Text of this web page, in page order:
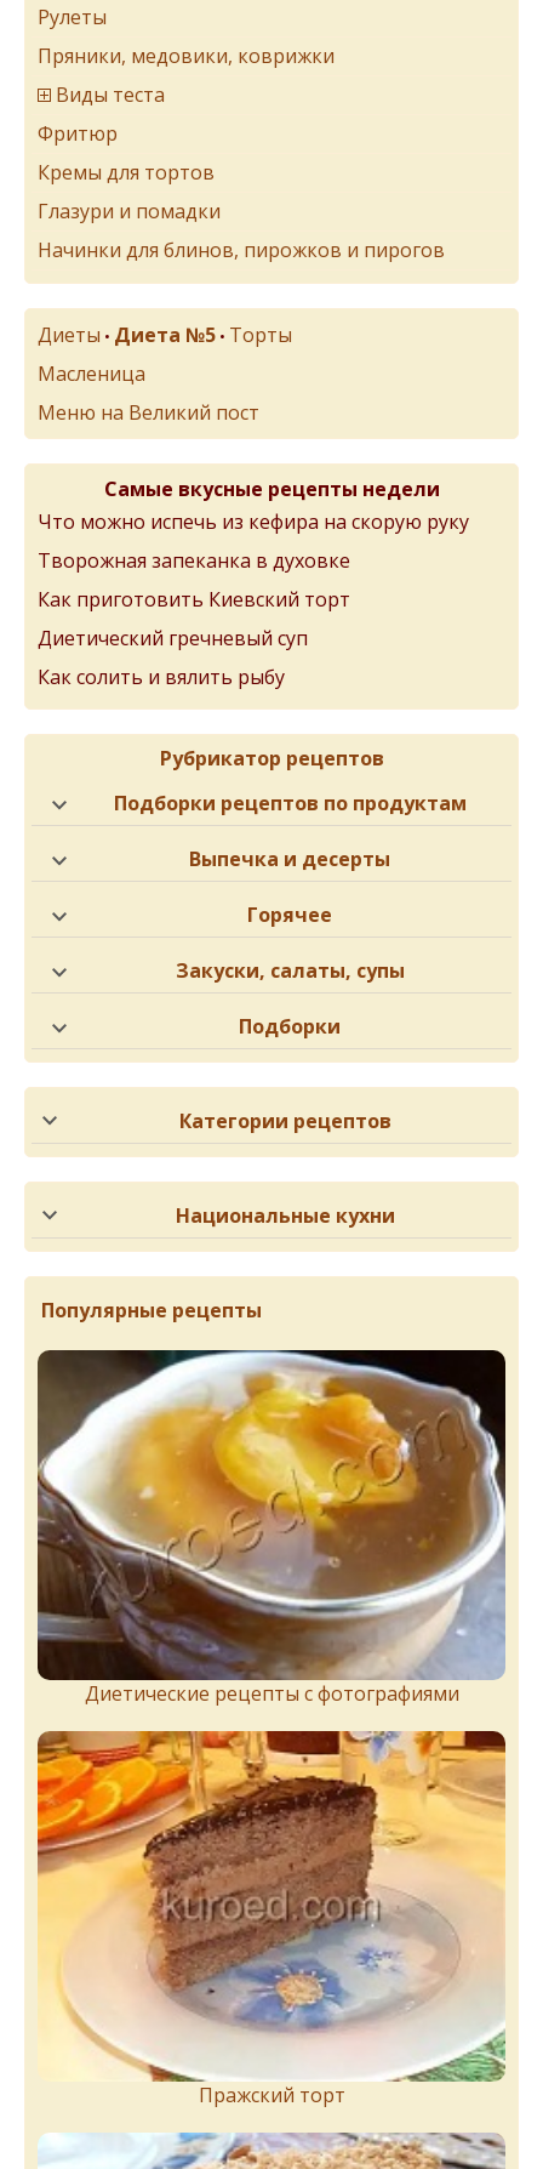
Рулеты
Пряники, медовики, коврижки
Виды теста
Фритюр
Кремы для тортов
Глазури и помадки
Начинки для блинов, пирожков и пирогов
Диеты • Диета №5 • Торты
Масленица
Меню на Великий пост
Самые вкусные рецепты недели
Что можно испечь из кефира на скорую руку
Творожная запеканка в духовке
Как приготовить Киевский торт
Диетический гречневый суп
Как солить и вялить рыбу
Рубрикатор рецептов
Подборки рецептов по продуктам
Выпечка и десерты
Горячее
Закуски, салаты, супы
Подборки
Категории рецептов
Национальные кухни
Популярные рецепты
Диетические рецепты с фотографиями
Пражский торт